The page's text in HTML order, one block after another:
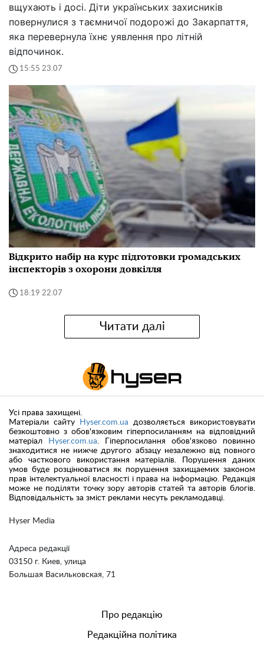
вщухають і досі. Діти українських захисників
повернулися з таємничої подорожі до Закарпаття,
яка перевернула їхнє уявлення про літній
відпочинок.
15:55 23.07
Відкрито набір на курс підготовки громадських
інспекторів з охорони довкілля
18:19 22.07
Читати далі
Hyser Media
Адреса редакції
03150 г. Киев, улица
Большая Васильковская, 71
Усі права захищені.
Матеріали сайту
Hyser.com.ua дозволяється використовувати
безкоштовно з обов'язковим гіперпосиланням на відповідний
матеріал
Hyser.com.ua. Гіперпосилання обов'язково повинно
знаходитися не нижче другого абзацу незалежно від повного
або часткового використання матеріалів. Порушення даних
умов буде розцінюватися як порушення захищаемих законом
прав інтелектуальної власності і права на інформацію. Редакція
може не поділяти точку зору авторів статей та авторів блогів.
Відповідальність за зміст реклами несуть рекламодавці.
Про редакцію
Редакційна політика